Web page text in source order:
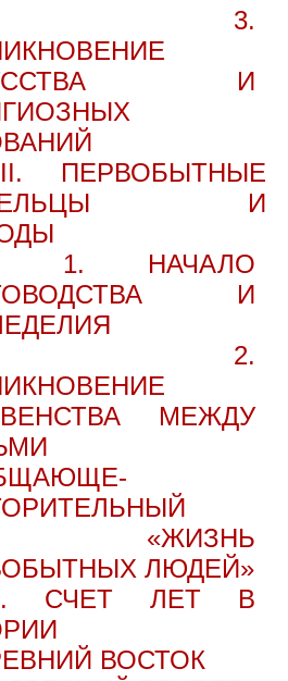
3.
И
ПЕРВОБЫТНЫЕ
И
1. НАЧАЛО
И
2.
МЕЖДУ
«ЖИЗНЬ
ЛЮДЕЙ»
СЧЕТ ЛЕТ В
ВОСТОК